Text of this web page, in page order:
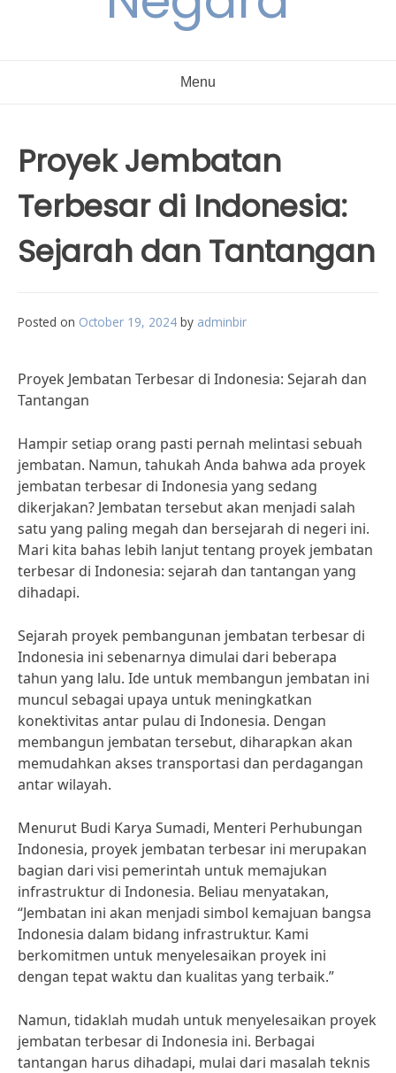
Menu
Proyek Jembatan
Terbesar di Indonesia:
Sejarah dan Tantangan
Posted on October 19, 2024 by adminbir
Proyek Jembatan Terbesar di Indonesia: Sejarah dan
Tantangan
Hampir setiap orang pasti pernah melintasi sebuah
jembatan. Namun, tahukah Anda bahwa ada proyek
jembatan terbesar di Indonesia yang sedang
dikerjakan? Jembatan tersebut akan menjadi salah
satu yang paling megah dan bersejarah di negeri ini.
Mari kita bahas lebih lanjut tentang proyek jembatan
terbesar di Indonesia: sejarah dan tantangan yang
dihadapi.
Sejarah proyek pembangunan jembatan terbesar di
Indonesia ini sebenarnya dimulai dari beberapa
tahun yang lalu. Ide untuk membangun jembatan ini
muncul sebagai upaya untuk meningkatkan
konektivitas antar pulau di Indonesia. Dengan
membangun jembatan tersebut, diharapkan akan
memudahkan akses transportasi dan perdagangan
antar wilayah.
Menurut Budi Karya Sumadi, Menteri Perhubungan
Indonesia, proyek jembatan terbesar ini merupakan
bagian dari visi pemerintah untuk memajukan
infrastruktur di Indonesia. Beliau menyatakan,
“Jembatan ini akan menjadi simbol kemajuan bangsa
Indonesia dalam bidang infrastruktur. Kami
berkomitmen untuk menyelesaikan proyek ini
dengan tepat waktu dan kualitas yang terbaik.”
Namun, tidaklah mudah untuk menyelesaikan proyek
jembatan terbesar di Indonesia ini. Berbagai
tantangan harus dihadapi, mulai dari masalah teknis